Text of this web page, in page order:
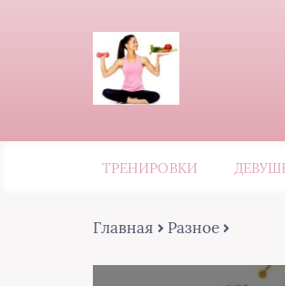
ТРЕНИРОВКИ
Главная Разное